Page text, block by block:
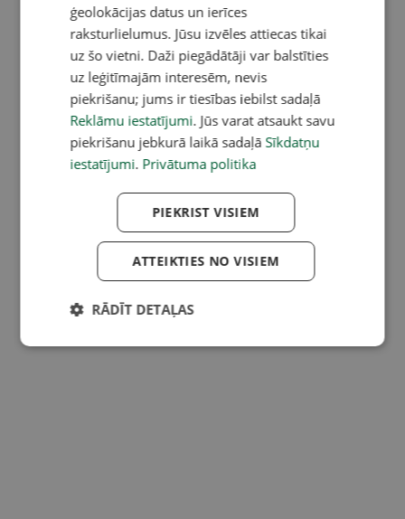
ģeolokācijas datus un ierīces
raksturlielumus. Jūsu izvēles attiecas tikai
uz šo vietni. Daži piegādātāji var balstīties
uz leģitīmajām interesēm, nevis
piekrišanu; jums ir tiesības iebilst sadaļā
Reklāmu iestatījumi. Jūs varat atsaukt savu
piekrišanu jebkurā laikā sadaļā Sīkdatņu
iestatījumi. Privātuma politika
PIEKRIST VISIEM
ATTEIKTIES NO VISIEM
RĀDĪT DETAĻAS